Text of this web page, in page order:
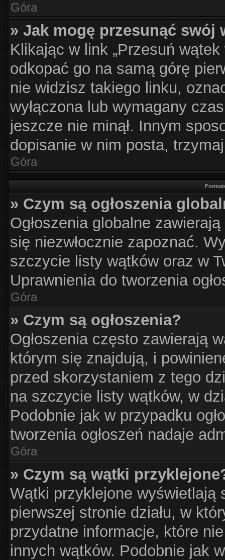
Góra
» Jak mogę przesunąć swój
Klikając w link „Przesuń
odkopać go na samą górę
nie widzisz takiego linku,
wyłączona lub wymagany
jeszcze nie minął. Innym
dopisanie w nim posta,
Góra
» Czym są ogłoszenia
Ogłoszenia globalne
się niezwłocznie zapoznać.
szczycie listy wątków oraz w
Uprawnienia do tworzenia
Góra
» Czym są ogłoszenia?
Ogłoszenia często zawierają
którym się znajdują, i
przed skorzystaniem z tego
na szczycie listy wątków, w
Podobnie jak w przypadku
tworzenia ogłoszeń nadaje
Góra
» Czym są wątki
Wątki przyklejone wyświetlają
pierwszej stronie działu, w
przydatne informacje, które
innych wątków. Podobnie jak